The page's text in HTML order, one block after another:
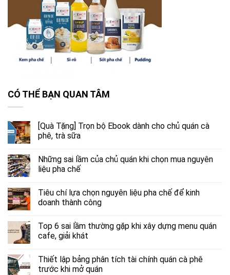
CÓ THỂ BẠN QUAN TÂM
[Quà Tặng] Trọn bộ Ebook dành cho chủ quán cà
phê, trà sữa
Những sai lầm của chủ quán khi chọn mua nguyên
liệu pha chế
Tiêu chí lựa chọn nguyên liệu pha chế để kinh
doanh thành công
Top 6 sai lầm thường gặp khi xây dựng menu quán
cafe, giải khát
Thiết lập bảng phân tích tài chính quán cà phê
trước khi mở quán